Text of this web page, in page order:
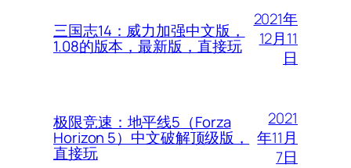
三国志14：威力加强中文版，
1.08的版本，最新版，直接玩
2021年
12月11
日
极限竞速：地平线5（Forza
Horizon 5）中文破解顶级版，
直接玩
2021
年11月
7日